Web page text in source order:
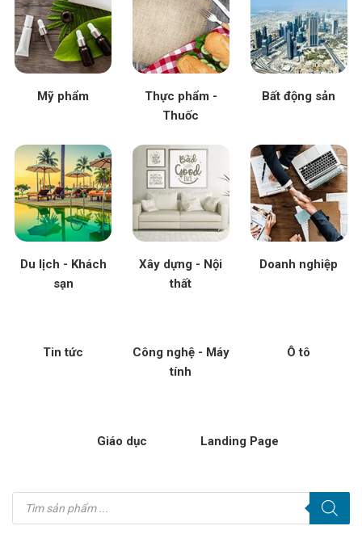
Mỹ phẩm
Thực phẩm -
Thuốc
Bất động sản
Du lịch - Khách
sạn
Xây dựng - Nội
thất
Doanh nghiệp
Tin tức
Công nghệ - Máy
tính
Ô tô
Giáo dục Landing Page
Tìm
kiếm
sản